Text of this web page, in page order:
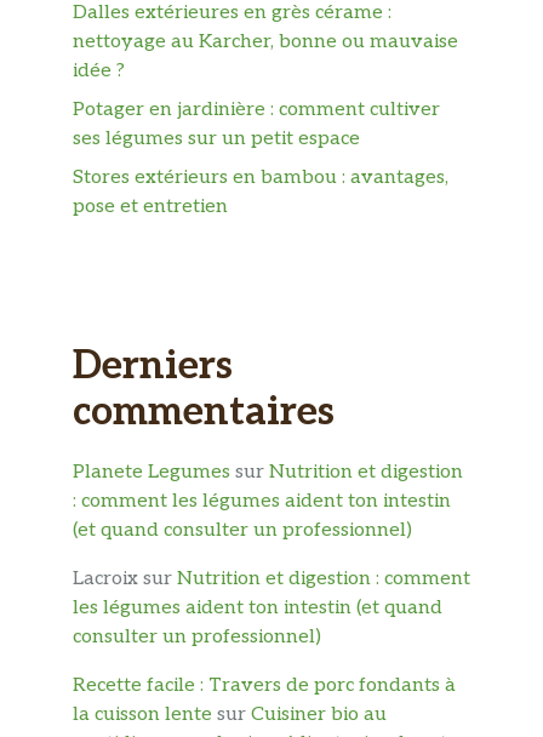
Dalles extérieures en grès cérame :
nettoyage au Karcher, bonne ou mauvaise
idée ?
Potager en jardinière : comment cultiver
ses légumes sur un petit espace
Stores extérieurs en bambou : avantages,
pose et entretien
Derniers
commentaires
Planete Legumes sur Nutrition et digestion
: comment les légumes aident ton intestin
(et quand consulter un professionnel)
Lacroix sur Nutrition et digestion : comment
les légumes aident ton intestin (et quand
consulter un professionnel)
Recette facile : Travers de porc fondants à
la cuisson lente sur Cuisiner bio au